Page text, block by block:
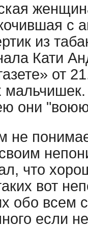
с
из
Кати
от
они
не
что
вот
обо всем
если